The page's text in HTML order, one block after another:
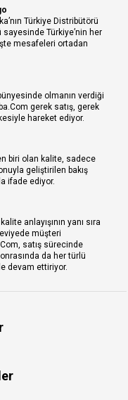
Türkiye Distribütörü
Türkiye’nin her
mesafeleri ortadan
olmanın verdiği
gerek satış, gerek
hareket ediyor.
biri olan kalite, sadece
geliştirilen bakış
ifade ediyor.
anlayışının yanı sıra
müşteri
satış sürecinde
da her türlü
devam ettiriyor.